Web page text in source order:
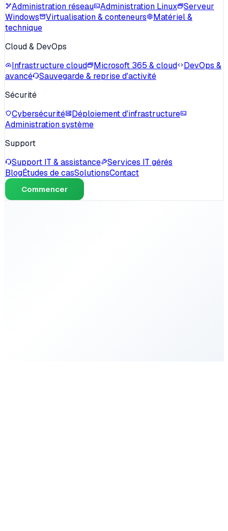
Administration réseau
Administration Linux
Serveur
Windows
Virtualisation & conteneurs
Matériel &
technique
Cloud & DevOps
Infrastructure cloud
Microsoft 365 & cloud
DevOps &
avancé
Sauvegarde & reprise d'activité
Sécurité
Cybersécurité
Déploiement d'infrastructure
Administration système
Support
Support IT & assistance
Services IT gérés
BlogÉtudes de casSolutionsContact
Commencer